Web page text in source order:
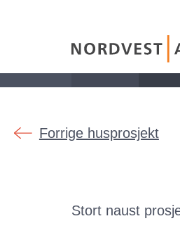
Forrige husprosjekt
Stort naust